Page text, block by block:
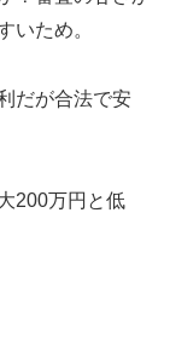
いため。
だが合法で安
200万円と低